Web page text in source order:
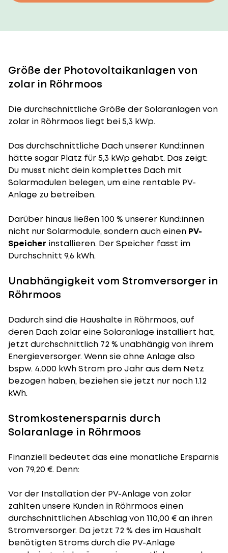
Größe der Photovoltaikanlagen von
zolar in Röhrmoos
Die durchschnittliche Größe der Solaranlagenvon
zolar in Röhrmoos liegt bei 5,3 kWp.
Das durchschnittliche Dach unserer Kund:innen
hätte sogar Platz für 5,3 kWp gehabt. Das zeigt:
Du musst nicht dein komplettes Dach mit
Solarmodulen belegen, um eine rentable PV-
Anlage zu betreiben.
Darüber hinaus ließen 100 % unserer Kund:innen
nicht nur Solarmodule, sondern auch einen PV-
Speicher installieren. Der Speicher fasst im
Durchschnitt 9,6 kWh.
Unabhängigkeit vom Stromversorger in
Röhrmoos
Dadurch sind die Haushalte in Röhrmoos, auf
deren Dach zolar eine Solaranlage installiert hat,
jetzt durchschnittlich 72 % unabhängig von ihrem
Energieversorger. Wenn sie ohne Anlage also
bspw. 4.000 kWh Strom pro Jahr aus dem Netz
bezogen haben, beziehen sie jetzt nur noch 1.12
kWh.
Stromkostenersparnis durch
Solaranlage in Röhrmoos
Finanziell bedeutet das eine monatliche Ersparnis
von 79,20 €. Denn:
Vor der Installation der PV-Anlage von zolar
zahlten unsere Kunden in Röhrmoos einen
durchschnittlichen Abschlag von 110,00 € an ihren
Stromversorger. Da jetzt 72 % des im Haushalt
benötigten Stroms durch die PV-Anlage